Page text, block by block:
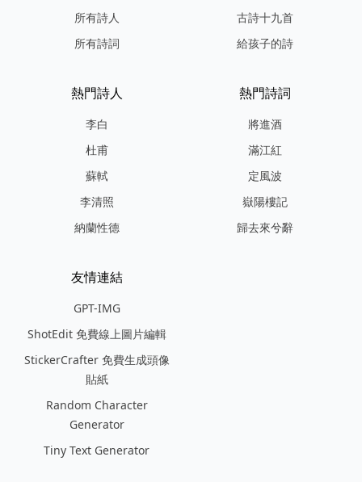
所有詩人
所有詩詞
古詩十九首
給孩子的詩
熱門詩人
李白
杜甫
蘇軾
李清照
納蘭性德
熱門詩詞
將進酒
滿江紅
定風波
嶽陽樓記
歸去來兮辭
友情連結
GPT-IMG
ShotEdit 免費線上圖片編輯
StickerCrafter 免費生成頭像
貼紙
Random Character
Generator
Tiny Text Generator